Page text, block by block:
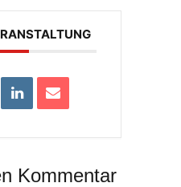
Kommentar